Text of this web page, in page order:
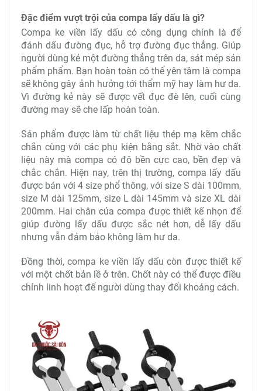
Đặc điểm vượt trội của compa lấy dấu là gì?
Compa ke viền lấy dấu có công dụng chính là để
đánh dấu đường đục, hỗ trợ đường đục thẳng. Giúp
người dùng kẻ một đường thẳng trên da, sát mép sản
phẩm phẩm. Bạn hoàn toàn có thể yên tâm là compa
sẽ không gây ảnh hưởng tới thẩm mỹ hay làm hư da.
Vì đường kẻ này sẽ được vết đục đè lên, cuối cùng
đường may sẽ che lấp hoàn toàn.
Sản phẩm được làm từ chất liệu thép mạ kẽm chắc
chắn cùng với các phụ kiện bằng sắt. Nhờ vào chất
liệu này mà compa có độ bền cực cao, bền đẹp và
chắc chắn. Hiện nay, trên thị trường, compa lấy dấu
được bán với 4 size phổ thông, với size S dài 100mm,
size M dài 125mm, size L dài 145mm và size XL dài
200mm. Hai chân của compa được thiết kế nhọn để
giúp đường lấy dấu được sắc nét hơn, dễ lấy dấu
nhưng vẫn đảm bảo không làm hư da.
Đồng thời, compa ke viền lấy dấu còn được thiết kế
với một chốt bản lề ở trên. Chốt này có thể được điều
chỉnh linh hoạt để người dùng thay đổi khoảng cách.